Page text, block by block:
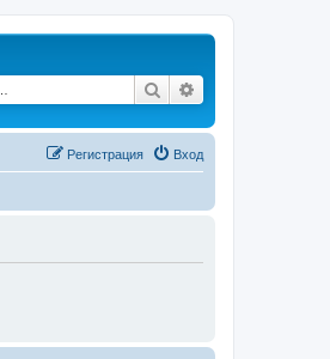
Поиск
Вход
Регистрация